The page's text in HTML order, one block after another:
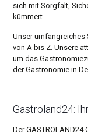
sich mit Sorgfalt,
kümmert.
Unser umfangreiches
von A bis Z. Unsere
um das
der Gastronomie in
Gastroland24:
Der